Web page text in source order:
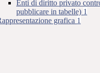
Enti di diritto privato
pubblicare in tabelle) 1
grafica 1